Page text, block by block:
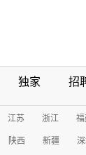
独家 招
江苏 浙江
陕西 新疆 深